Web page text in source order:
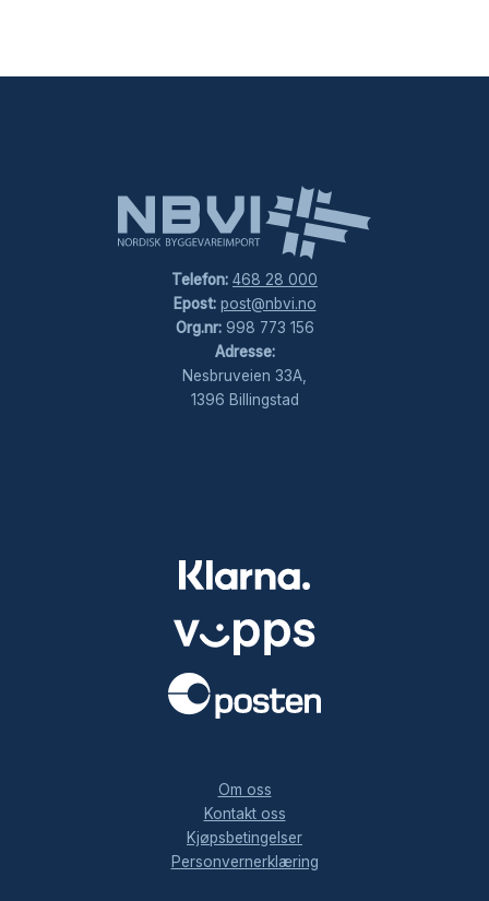
Telefon: 468 28 000
Epost: post@nbvi.no
Org.nr:998 773 156
Adresse:
Nesbruveien 33A,
1396 Billingstad
Om oss
Kontakt oss
Kjøpsbetingelser
Personvernerklæring